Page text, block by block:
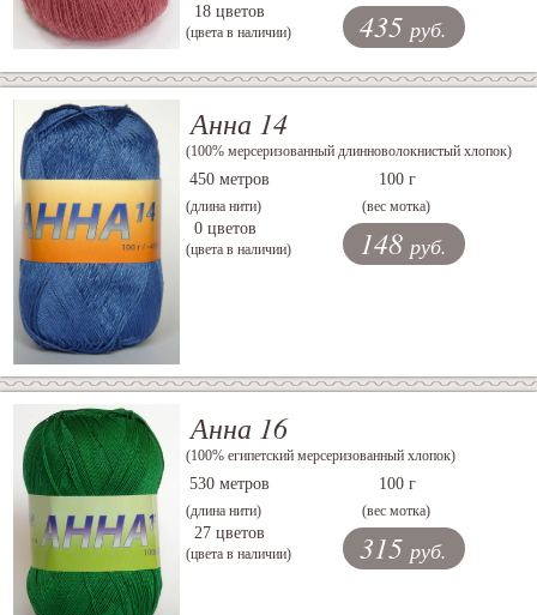
18 цветов
(цвета в наличии) 435 руб.
Анна 14
(100% мерсеризованный длинноволокнистый хлопок)
450 метров
(длина нити)
100 г
(вес мотка)
0 цветов
(цвета в наличии) 148 руб.
Анна 16
(100% египетский мерсеризованный хлопок)
530 метров
(длина нити)
100 г
(вес мотка)
27 цветов
(цвета в наличии) 315 руб.